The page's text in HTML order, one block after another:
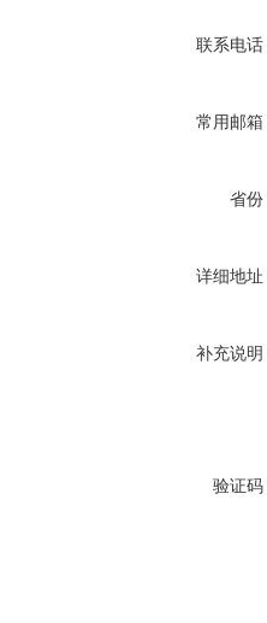
联系电话
常用邮箱
省份
详细地址
补充说明
验证码